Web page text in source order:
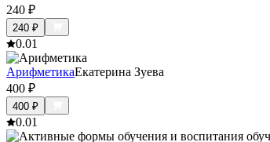
240 ₽
240 ₽
0.01
АрифметикаЕкатерина Зуева
400 ₽
400 ₽
0.01